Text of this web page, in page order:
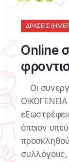
ΔΡΆΣΕΙΣ
Online
Οι
όποιον
συλλόγους,